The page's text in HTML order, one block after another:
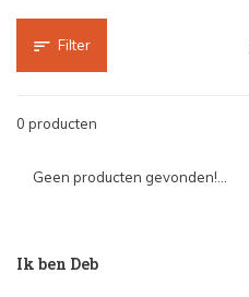
Filter
0 producten
Geen producten gevonden!...
Ik ben Deb